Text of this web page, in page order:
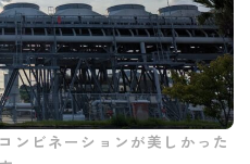
ンビネーションが美しかった